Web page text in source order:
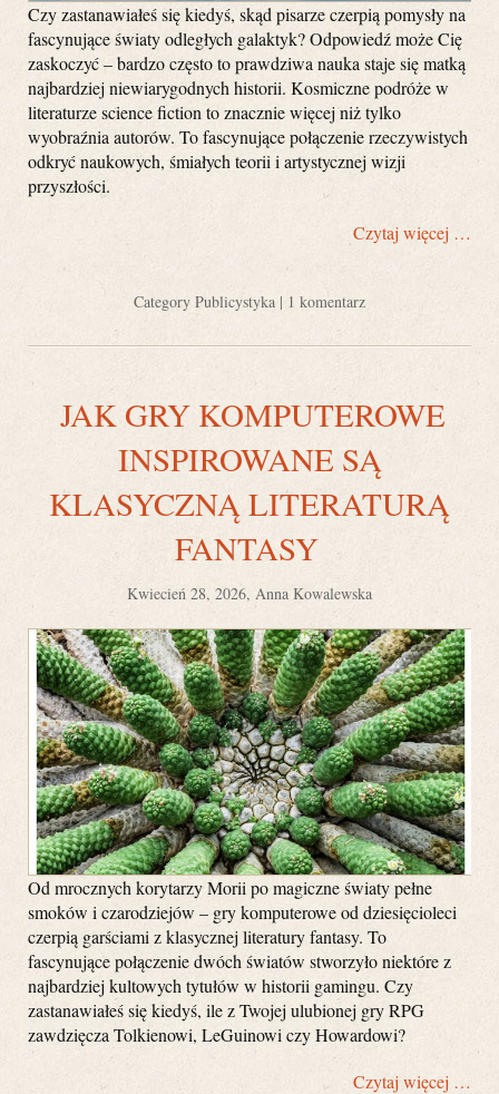
Czy zastanawiałeś się kiedyś, skąd pisarze czerpią pomysły na
fascynujące światy odległych galaktyk? Odpowiedź może Cię
zaskoczyć – bardzo często to prawdziwa nauka staje się matką
najbardziej niewiarygodnych historii. Kosmiczne podróże w
literaturze science fiction to znacznie więcej niż tylko
wyobraźnia autorów. To fascynujące połączenie rzeczywistych
odkryć naukowych, śmiałych teorii i artystycznej wizji
przyszłości.
Czytaj więcej …
Category Publicystyka | 1 komentarz
JAK GRY KOMPUTEROWE
INSPIROWANE SĄ
KLASYCZNĄ LITERATURĄ
FANTASY
Kwiecień 28, 2026, Anna Kowalewska
Od mrocznych korytarzy Morii po magiczne światy pełne
smoków i czarodziejów – gry komputerowe od dziesięcioleci
czerpią garściami z klasycznej literatury fantasy. To
fascynujące połączenie dwóch światów stworzyło niektóre z
najbardziej kultowych tytułów w historii gamingu. Czy
zastanawiałeś się kiedyś, ile z Twojej ulubionej gry RPG
zawdzięcza Tolkienowi, LeGuinowi czy Howardowi?
Czytaj więcej …